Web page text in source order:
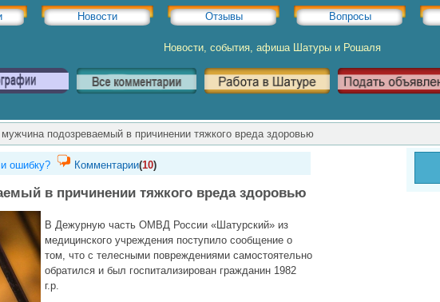
Новости Отзывы Вопросы
Новости, события, афиша Шатуры и Рошаля
подозреваемый в причинении тяжкого вреда здоровью
ошибку? Комментарии(10)
в причинении тяжкого вреда здоровью
В Дежурную часть ОМВД России «Шатурский» из
медицинского учреждения поступило сообщение о
том, что с телесными повреждениями самостоятельно
обратился и был госпитализирован гражданин 1982
г.р.